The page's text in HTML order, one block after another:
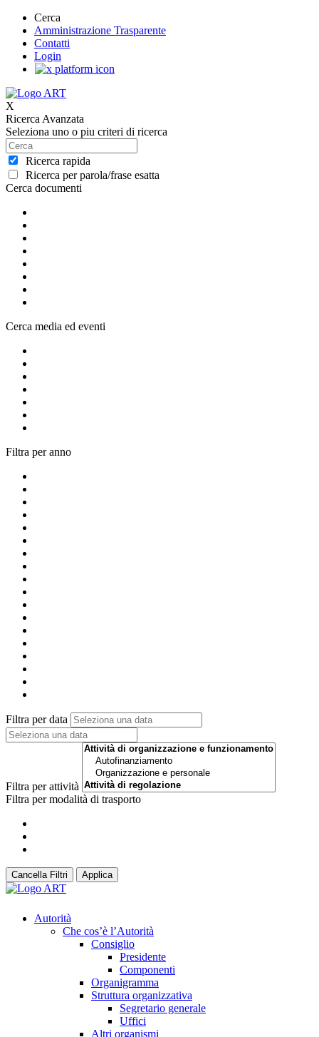
Cerca
Amministrazione Trasparente
Contatti
Login
X
Ricerca Avanzata
Seleziona uno o piu criteri di ricerca
Ricerca rapida
Ricerca per parola/frase esatta
Cerca documenti
Cerca media ed eventi
Filtra per anno
Filtra per data
Filtra per attività
Filtra per modalità di trasporto
Cancella Filtri Applica
Autorità
Che cos’è l’Autorità
Consiglio
Presidente
Componenti
Organigramma
Struttura organizzativa
Segretario generale
Uffici
Altri organismi